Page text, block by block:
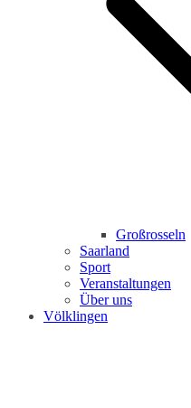
Großrosseln
Saarland
Sport
Veranstaltungen
Über uns
Völklingen